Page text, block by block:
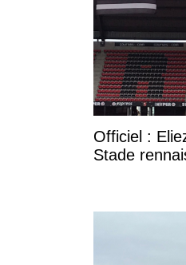
Officiel :
Stade